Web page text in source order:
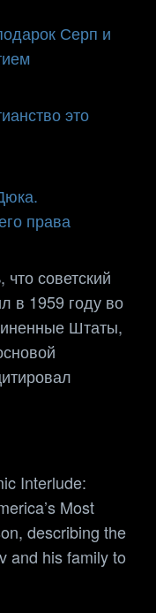
Серп и
это
права
советский
в 1959 году во
Штаты,
Interlude:
Most
describing the
and his family to